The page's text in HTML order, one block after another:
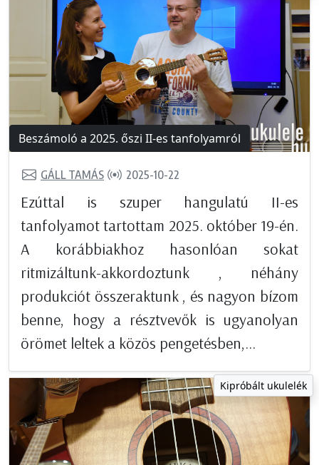
Beszámoló a 2025. őszi II-es tanfolyamról
GÁLL TAMÁS 2025-10-22
Ezúttal is szuper hangulatú II-es
tanfolyamot tartottam 2025. október 19-én.
A korábbiakhoz hasonlóan sokat
ritmizáltunk-akkordoztunk , néhány
produkciót összeraktunk , és nagyon bízom
benne, hogy a résztvevők is ugyanolyan
örömet leltek a közös pengetésben,...
Kipróbált ukulelék